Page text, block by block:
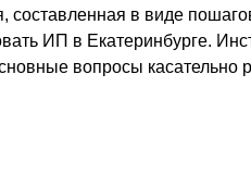
в виде
ИП в Екатеринбурге.
вопросы касательно